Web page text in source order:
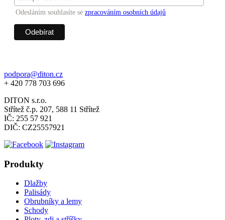
Odesláním souhlasíte se zpracováním osobních údajů
podpora@diton.cz
+ 420 778 703 696
DITON s.r.o.
Střítež č.p. 207, 588 11 Střítež
IČ: 255 57 921
DIČ: CZ25557921
Produkty
Dlažby
Palisády
Obrubníky a lemy
Schody